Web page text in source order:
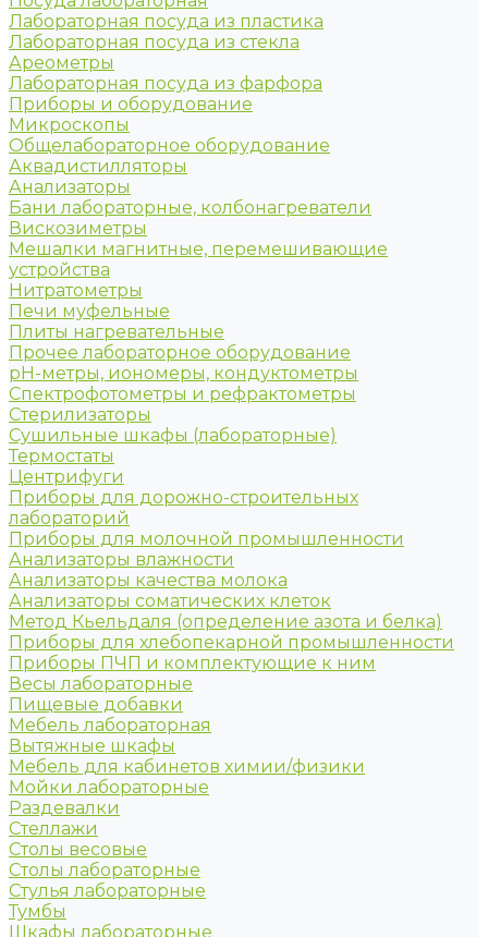
Лабораторная посуда из пластика
Лабораторная посуда из стекла
Ареометры
Лабораторная посуда из фарфора
Приборы и оборудование
Микроскопы
Общелабораторное оборудование
Аквадистилляторы
Анализаторы
Бани лабораторные, колбонагреватели
Вискозиметры
Мешалки магнитные, перемешивающие
устройства
Нитратометры
Печи муфельные
Плиты нагревательные
Прочее лабораторное оборудование
рН-метры, иономеры, кондуктометры
Спектрофотометры и рефрактометры
Стерилизаторы
Сушильные шкафы (лабораторные)
Термостаты
Центрифуги
Приборы для дорожно-строительных
лабораторий
Приборы для молочной промышленности
Анализаторы влажности
Анализаторы качества молока
Анализаторы соматических клеток
Метод Кьельдаля (определение азота и белка)
Приборы для хлебопекарной промышленности
Приборы ПЧП и комплектующие к ним
Весы лабораторные
Пищевые добавки
Мебель лабораторная
Вытяжные шкафы
Мебель для кабинетов химии/физики
Мойки лабораторные
Раздевалки
Стеллажи
Столы весовые
Столы лабораторные
Стулья лабораторные
Тумбы
Шкафы лабораторные